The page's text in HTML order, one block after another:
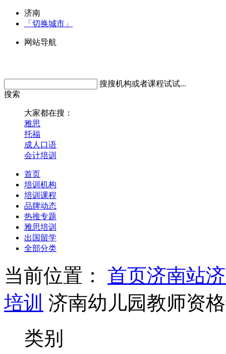
济南
「切换城市」
网站导航
搜搜机构或者课程试试...
搜索
大家都在搜：
雅思
托福
成人口语
会计培训
首页
培训机构
培训课程
品牌动态
热推专题
雅思培训
出国留学
全部分类
当前位置： 首页济南站
培训 济南幼儿园教师资
类别